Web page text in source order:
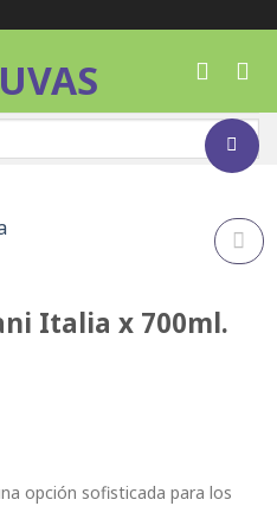
lista de
deseos
Italia x 700ml.
opción sofisticada para los